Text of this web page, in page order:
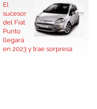
El
sucesor
del Fiat
Punto
llegará
en 2023 y trae sorpresa